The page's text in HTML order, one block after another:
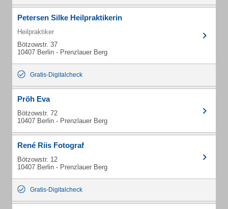
Petersen Silke Heilpraktikerin
Heilpraktiker
Bötzowstr. 37
10407 Berlin - Prenzlauer Berg
Gratis-Digitalcheck
Pröh Eva
Bötzowstr. 72
10407 Berlin - Prenzlauer Berg
René Riis Fotograf
Bötzowstr. 12
10407 Berlin - Prenzlauer Berg
Gratis-Digitalcheck